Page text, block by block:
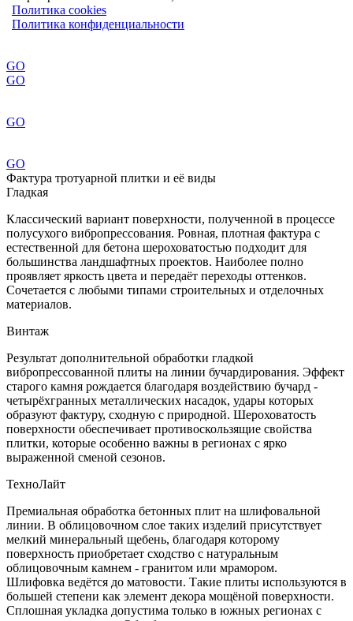
Политика cookies
Политика конфиденциальности
GO
GO
GO
GO
Фактура тротуарной плитки и её виды
Гладкая
Классический вариант поверхности, полученной в процессе
полусухого вибропрессования. Ровная, плотная фактура с
естественной для бетона шероховатостью подходит для
большинства ландшафтных проектов. Наиболее полно
проявляет яркость цвета и передаёт переходы оттенков.
Сочетается с любыми типами строительных и отделочных
материалов.
Винтаж
Результат дополнительной обработки гладкой
вибропрессованной плиты на линии бучардирования. Эффект
старого камня рождается благодаря воздействию бучард -
четырёхгранных металлических насадок, удары которых
образуют фактуру, сходную с природной. Шероховатость
поверхности обеспечивает противоскользящие свойства
плитки, которые особенно важны в регионах с ярко
выраженной сменой сезонов.
ТехноЛайт
Премиальная обработка бетонных плит на шлифовальной
линии. В облицовочном слое таких изделий присутствует
мелкий минеральный щебень, благодаря которому
поверхность приобретает сходство с натуральным
облицовочным камнем - гранитом или мрамором.
Шлифовка ведётся до матовости. Такие плиты используются в
большей степени как элемент декора мощёной поверхности.
Сплошная укладка допустима только в южных регионах с